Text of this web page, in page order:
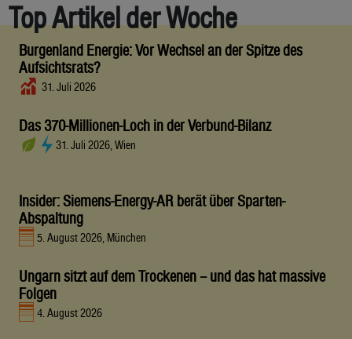
Top Artikel der Woche
Burgenland Energie: Vor Wechsel an der Spitze des
Aufsichtsrats?
31. Juli 2026
Das 370-Millionen-Loch in der Verbund-Bilanz
31. Juli 2026, Wien
Insider: Siemens-Energy-AR berät über Sparten-
Abspaltung
5. August 2026, München
Ungarn sitzt auf dem Trockenen – und das hat massive
Folgen
4. August 2026